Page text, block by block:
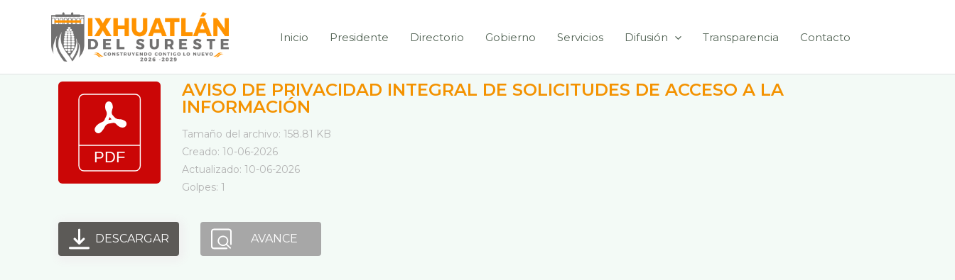
contenido
Inicio Presidente Directorio Gobierno Servicios Difusión Transparencia Contacto
AVISO DE PRIVACIDAD INTEGRAL DE SOLICITUDES DE ACCESO A LA
INFORMACIÓN
Tamaño del archivo: 158.81 KB
Creado: 10-06-2026
Actualizado: 10-06-2026
Golpes: 1
DESCARGAR AVANCE